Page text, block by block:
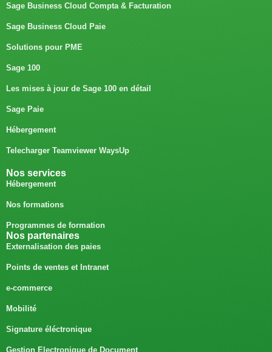
Sage Business Cloud Compta & Facturation
Sage Business Cloud Paie
Solutions pour PME
Sage 100
Les mises à jour de Sage 100 en détail
Sage Paie
Hébergement
Telecharger Teamviewer WaysUp
Nos services
Hébergement
Nos formations
Programmes de formation
Nos partenaires
Externalisation des paies
Points de ventes et Intranet
e-commerce
Mobilité
Signature éléctronique
Gestion Electronique de Document